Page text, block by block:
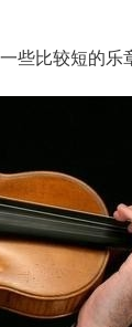
些比较短的